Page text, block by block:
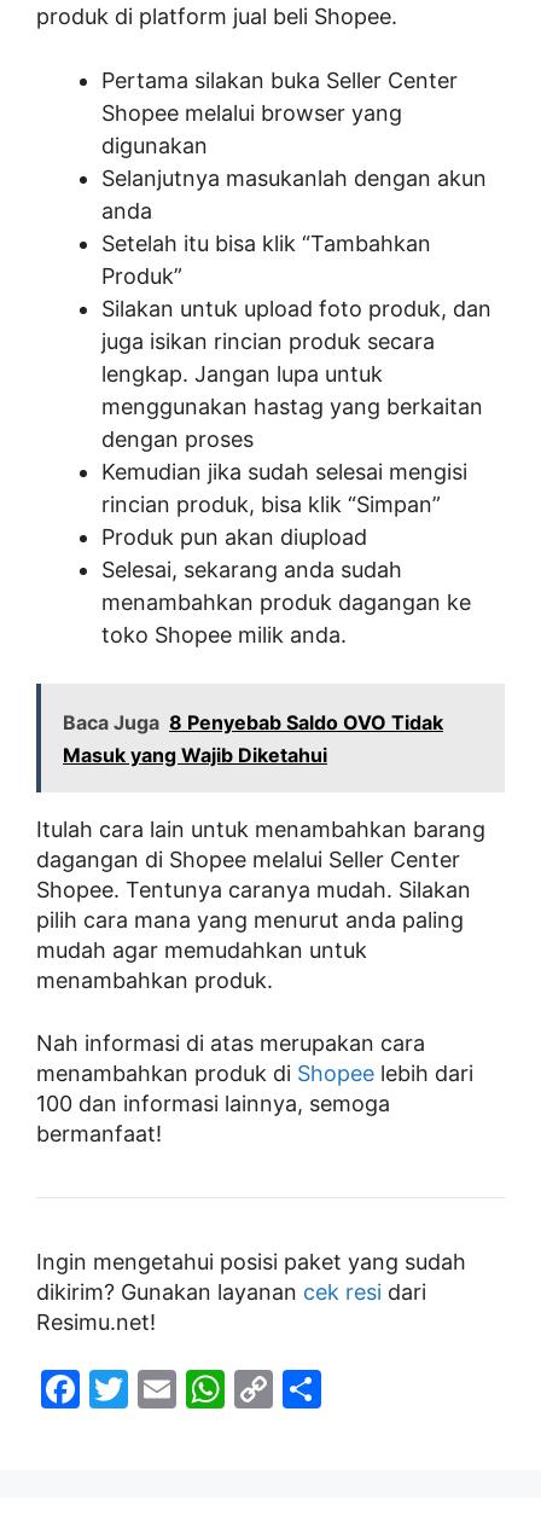
produk di platform jual beli Shopee.
Pertama silakan buka Seller Center
Shopee melalui browser yang
digunakan
Selanjutnya masukanlah dengan akun
anda
Setelah itu bisa klik “Tambahkan
Produk”
Silakan untuk upload foto produk, dan
juga isikan rincian produk secara
lengkap. Jangan lupa untuk
menggunakan hastag yang berkaitan
dengan proses
Kemudian jika sudah selesai mengisi
rincian produk, bisa klik “Simpan”
Produk pun akan diupload
Selesai, sekarang anda sudah
menambahkan produk dagangan ke
toko Shopee milik anda.
Baca Juga 8 Penyebab Saldo OVO Tidak
Masuk yang Wajib Diketahui
Itulah cara lain untuk menambahkan barang
dagangan di Shopee melalui Seller Center
Shopee. Tentunya caranya mudah. Silakan
pilih cara mana yang menurut anda paling
mudah agar memudahkan untuk
menambahkan produk.
Nah informasi di atas merupakan cara
menambahkan produk di Shopee lebih dari
100 dan informasi lainnya, semoga
bermanfaat!
Ingin mengetahui posisi paket yang sudah
dikirim? Gunakan layanan cek resi dari
Resimu.net!
F
T
E
W C